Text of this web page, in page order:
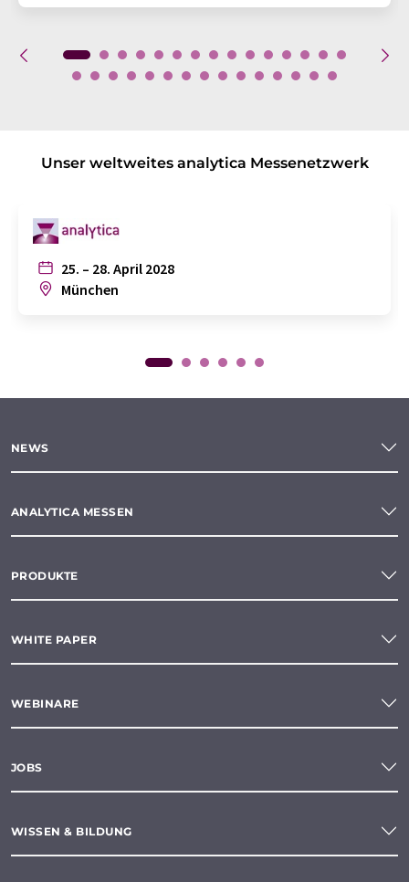
Unser weltweites analytica Messenetzwerk
25. – 28. April 2028
München
NEWS
ANALYTICA MESSEN
PRODUKTE
WHITE PAPER
WEBINARE
JOBS
WISSEN & BILDUNG